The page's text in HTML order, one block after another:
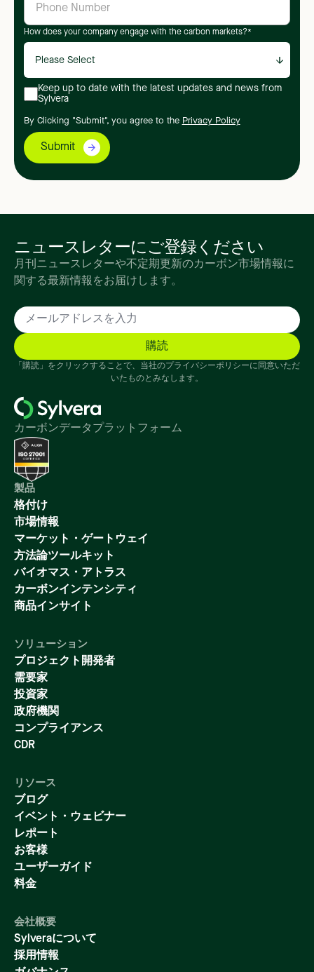
How does your company engage with the carbon markets?*
Keep up to date with the latest updates and news from
Sylvera
By Clicking "Submit", you agree to the Privacy Policy
ニュースレターにご登録ください
月刊ニュースレターや不定期更新のカーボン市場情報に
関する最新情報をお届けします。
「購読」をクリックすることで、当社のプライバシーポリシーに同意いただ
いたものとみなします。
カーボンデータプラットフォーム
製品
格付け
市場情報
マーケット・ゲートウェイ
方法論ツールキット
バイオマス・アトラス
カーボンインテンシティ
商品インサイト
ソリューション
プロジェクト開発者
需要家
投資家
政府機関
コンプライアンス
CDR
リソース
ブログ
イベント・ウェビナー
レポート
お客様
ユーザーガイド
料金
会社概要
Sylveraについて
採用情報